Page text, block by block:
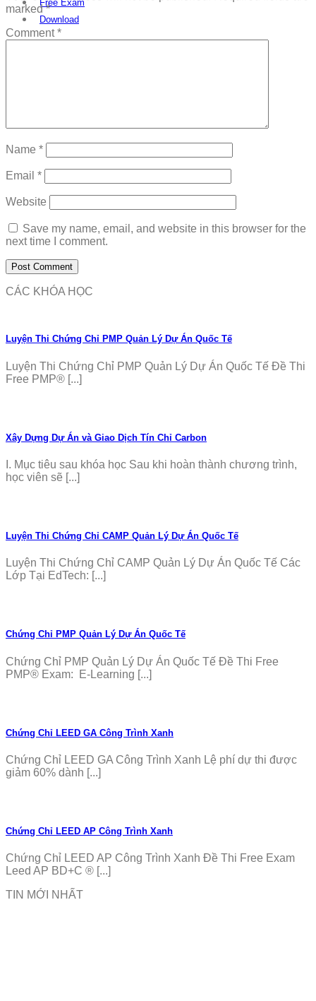
Free Exam
Download
marked*
Comment*
Name *
Email *
Website
Save my name, email, and website in this browser for the
next time I comment.
CÁC KHÓA HỌC
Luyện Thi Chứng Chỉ PMP Quản Lý Dự Án Quốc Tế
Luyện Thi Chứng Chỉ PMP Quản Lý Dự Án Quốc Tế Đề Thi
Free PMP® [...]
Xây Dựng Dự Án và Giao Dịch Tín Chỉ Carbon
I. Mục tiêu sau khóa học Sau khi hoàn thành chương trình,
học viên sẽ [...]
Luyện Thi Chứng Chỉ CAMP Quản Lý Dự Án Quốc Tế
Luyện Thi Chứng Chỉ CAMP Quản Lý Dự Án Quốc Tế Các
Lớp Tại EdTech: [...]
Chứng Chỉ PMP Quản Lý Dự Án Quốc Tế
Chứng Chỉ PMP Quản Lý Dự Án Quốc Tế Đề Thi Free
PMP® Exam: E-Learning [...]
Chứng Chỉ LEED GA Công Trình Xanh
Chứng Chỉ LEED GA Công Trình Xanh Lệ phí dự thi được
giảm 60% dành [...]
Chứng Chỉ LEED AP Công Trình Xanh
Chứng Chỉ LEED AP Công Trình Xanh Đề Thi Free Exam
Leed AP BD+C ® [...]
TIN MỚI NHẤT